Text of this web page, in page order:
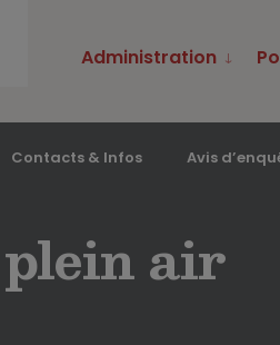
Administration
Contacts & Infos Avis
air